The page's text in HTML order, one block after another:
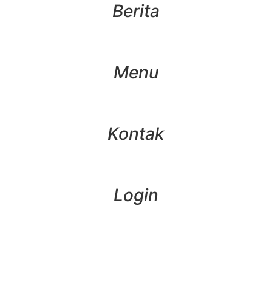
Berita
Menu
Kontak
Login